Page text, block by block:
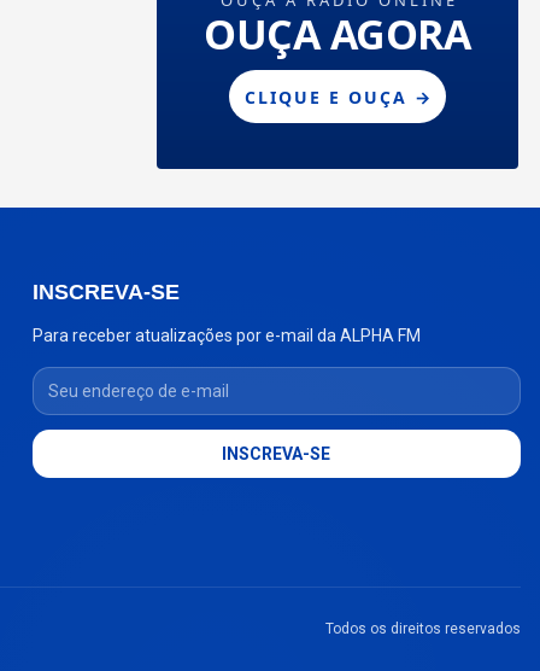
INSCREVA-SE
Para receber atualizações por e-mail da ALPHA FM
Seu endereço de e-mail
INSCREVA-SE
Todos os direitos reservados